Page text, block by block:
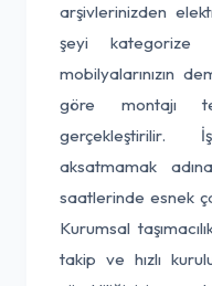
arşivlerinizden
şeyi kategorize
mobilyalarınızın
göre montajı
gerçekleştirilir.
aksatmamak
saatlerinde esnek
Kurumsal
takip ve hızlı